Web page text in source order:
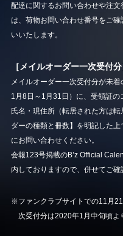
配達に関するお問い合わせや注
は、荷物お問い合わせ番号をご
いいたします。
［メイルオーダー一次受付分
メイルオーダー一次受付分が未
1月8日～1月31日）に、受領証の
氏名・現住所（転居された方は
ダーの種類と冊数】を明記した上
にお問い合わせください。
会報123号掲載のB’z Official
内しておりますので、併せてご確
※ファンクラブサイトでの11月
次受付分は2020年1月中旬頃よ